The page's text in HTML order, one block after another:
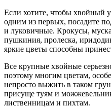
Если хотите, чтобы хвойный
одним из первых, посадите
и луковичные. Крокусы,
пушкиния, пролеска,
яркие цветы способны
Все крупные хвойные
поэтому многим цветам,
непросто выжить в таком
присуще туям и
лиственницам и пихтам.